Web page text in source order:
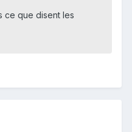
ce que disent les